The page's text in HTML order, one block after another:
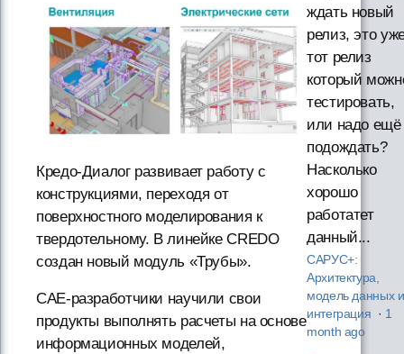
Кредо-Диалог развивает работу с
конструкциями, переходя от
поверхностного моделирования к
твердотельному. В линейке CREDO
создан новый модуль «Трубы».
CAE-разработчики научили свои
продукты выполнять расчеты на основе
информационных моделей,
ждать новый
релиз, это
тот релиз
который
тестировать,
или надо ещё
подождать?
Насколько
хорошо
работатет
данный...
САРУС+:
Архитектура,
модель данных и
интеграция · 1
month ago